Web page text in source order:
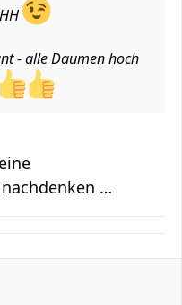
- alle Daumen hoch
…